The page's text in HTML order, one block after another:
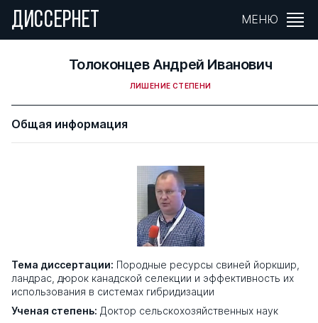
ДИССЕРНЕТ МЕНЮ
Толоконцев Андрей Иванович
ЛИШЕНИЕ СТЕПЕНИ
Общая информация
Тема диссертации: Породные ресурсы свиней йоркшир,
ландрас, дюрок канадской селекции и эффективность их
использования в системах гибридизации
Ученая степень: Доктор сельскохозяйственных наук